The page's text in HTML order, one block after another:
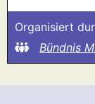
Organisiert
Bündnis